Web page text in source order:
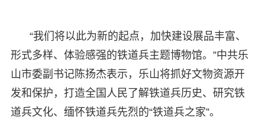
“我们将以此为新的起点，加快建设展品丰富、
形式多样、体验感强的铁道兵主题博物馆。”中共乐
山市委副书记陈扬杰表示，乐山将抓好文物资源开
发和保护，打造全国人民了解铁道兵历史、研究铁
道兵文化、缅怀铁道兵先烈的“铁道兵之家”。